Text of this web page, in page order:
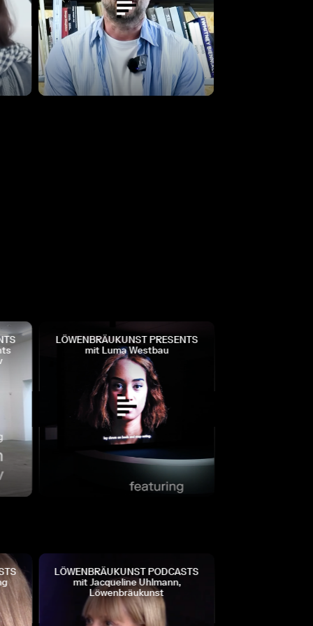
LÖWENBRÄUKUNST PRESENTS
mit Luma Westbau
LÖWENBRÄUKUNST PODCASTS
mit Jacqueline Uhlmann,
Löwenbräukunst